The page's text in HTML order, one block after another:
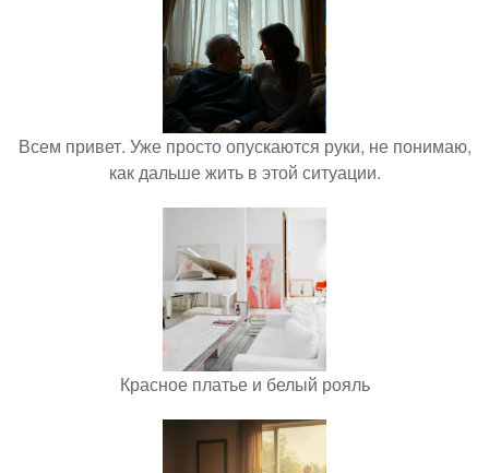
Всем привет. Уже просто опускаются руки, не понимаю,
как дальше жить в этой ситуации.
Красное платье и белый рояль